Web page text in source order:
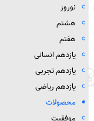
نوروز
هشتم
هفتم
یازدهم انسانی
یازدهم تجربی
یازدهم ریاضی
محصولات
موفقیت